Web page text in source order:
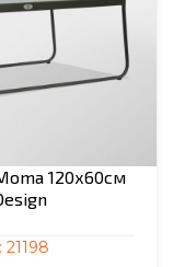
120х60см
21198